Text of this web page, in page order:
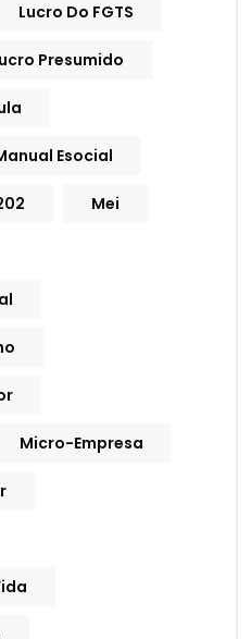
Lucro Do FGTS
Presumido
Esocial
Mei
Micro-Empresa